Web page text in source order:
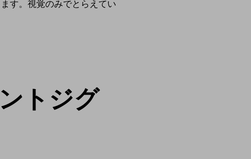
す。視覚のみでとらえてい
トジグ